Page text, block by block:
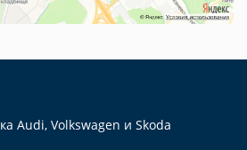
Audi, Volkswagen и Skoda